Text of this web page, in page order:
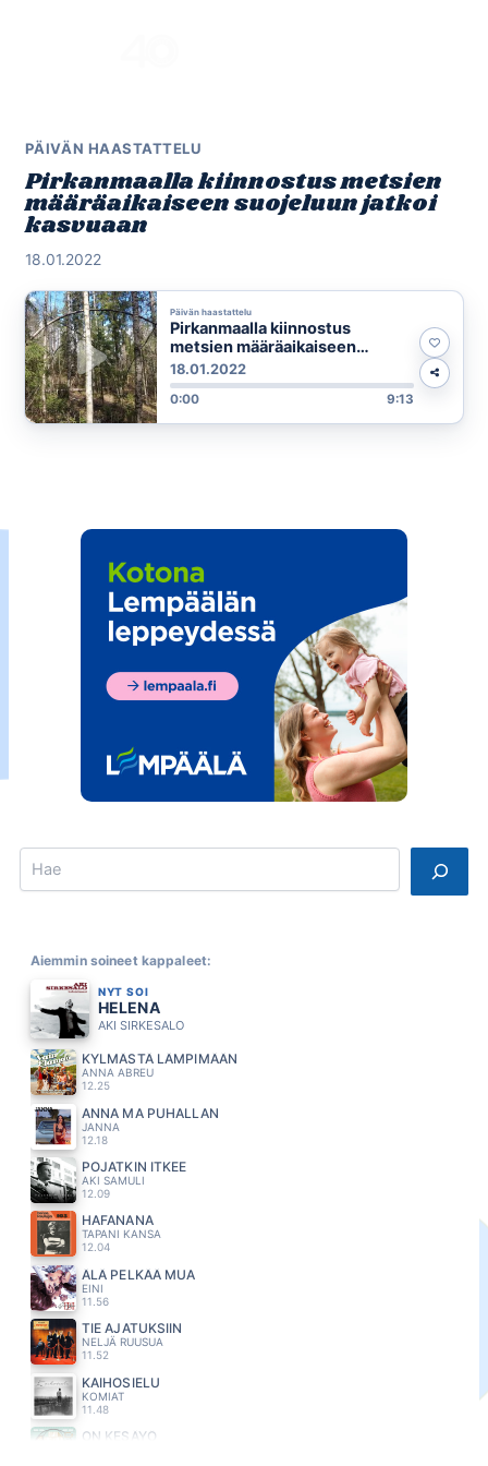
PÄIVÄN HAASTATTELU
Pirkanmaalla kiinnostus metsien
määräaikaiseen suojeluun jatkoi
kasvuaan
18.01.2022
Päivän haastattelu
Pirkanmaalla kiinnostus
metsien määräaikaiseen
suojeluun jatkoi kasvuaan
18.01.2022
0:00 9:13
Search
Aiemmin soineet kappaleet:
NYT SOI
HELENA
AKI SIRKESALO
KYLMÄSTÄ LÄMPIMÄÄN
ANNA ABREU
12.25
ANNA MA PUHALLAN
JANNA
12.18
POJATKIN ITKEE
AKI SAMULI
12.09
HAFANANA
TAPANI KANSA
12.04
ÄLÄ PELKÄÄ MUA
EINI
11.56
TIE AJATUKSIIN
NELJÄ RUUSUA
11.52
KAIHOSIELU
KOMIAT
11.48
ON KESÄYÖ